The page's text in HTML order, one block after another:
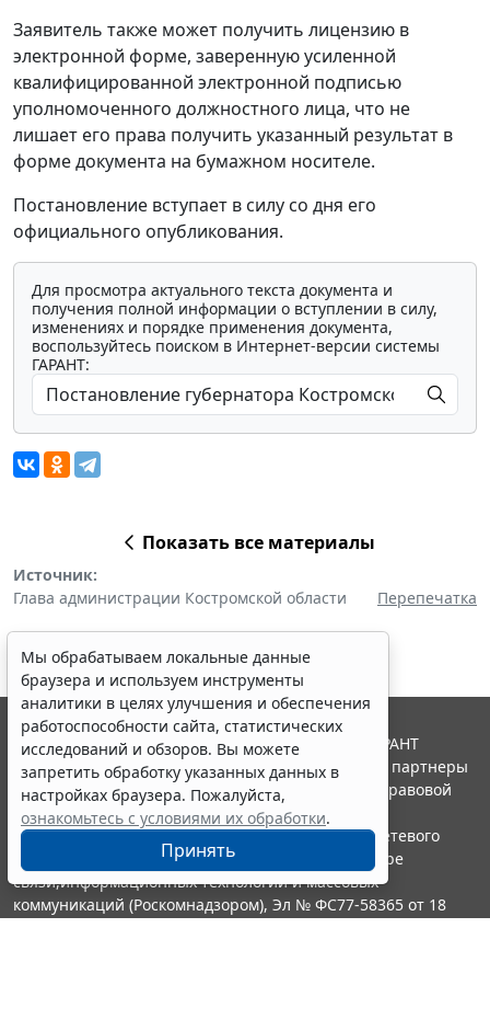
Заявитель также может получить лицензию в
электронной форме, заверенную усиленной
квалифицированной электронной подписью
уполномоченного должностного лица, что не
лишает его права получить указанный результат в
форме документа на бумажном носителе.
Постановление вступает в силу со дня его
официального опубликования.
Для просмотра актуального текста документа и
получения полной информации о вступлении в силу,
изменениях и порядке применения документа,
воспользуйтесь поиском в Интернет-версии системы
ГАРАНТ:
Показать все материалы
Источник:
Глава администрации Костромской области
Перепечатка
Мы обрабатываем локальные данные
браузера и используем инструменты
аналитики в целях улучшения и обеспечения
работоспособности сайта, статистических
исследований и обзоров. Вы можете
запретить обработку указанных данных в
настройках браузера. Пожалуйста,
ознакомьтесь с условиями их обработки.
Принять
© ООО "НПП "ГАРАНТ-СЕРВИС", 2026. Система ГАРАНТ
выпускается с 1990 года. Компания "Гарант" и ее партнеры
являются участниками Российской ассоциации правовой
информации ГАРАНТ.
Портал ГАРАНТ.РУ зарегистрирован в качестве сетевого
издания Федеральной службой по надзору в сфере
связи,информационных технологий и массовых
коммуникаций (Роскомнадзором), Эл № ФС77-58365 от 18